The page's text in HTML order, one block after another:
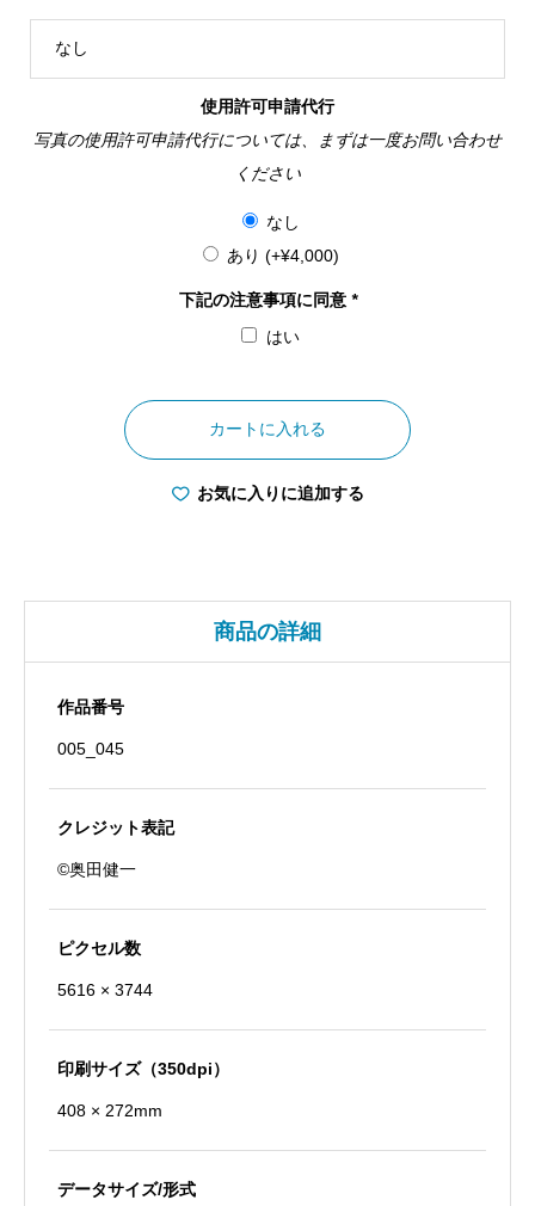
使用許可申請代行
写真の使用許可申請代行については、まずは一度お問い合わせ
ください
なし
あり (+¥4,000)
下記の注意事項に同意 *
はい
阪
府
天
ー
バ
ッ
（夜
カートに入れる
お気に入りに追加する
商品の詳細
作品番号
005_045
クレジット表記
©奥田健一
ピクセル数
5616 × 3744
印刷サイズ（350dpi）
408 × 272mm
データサイズ/形式